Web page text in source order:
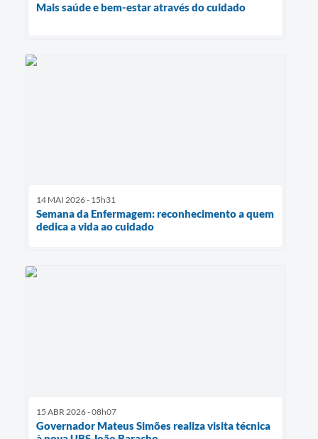
Mais saúde e bem-estar através do cuidado
14 MAI 2026 - 15h31
Semana da Enfermagem: reconhecimento a quem
dedica a vida ao cuidado
15 ABR 2026 - 08h07
Governador Mateus Simões realiza visita técnica